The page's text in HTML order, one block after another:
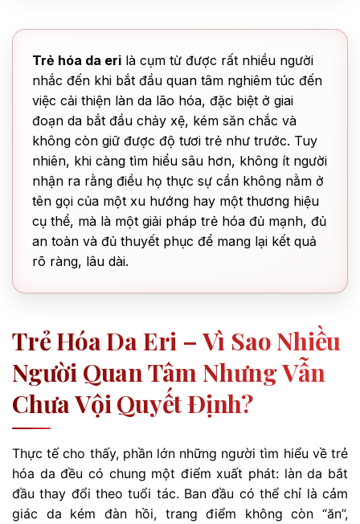
Trẻ hóa da eri là cụm từ được rất nhiều người
nhắc đến khi bắt đầu quan tâm nghiêm túc đến
việc cải thiện làn da lão hóa, đặc biệt ở giai
đoạn da bắt đầu chảy xệ, kém săn chắc và
không còn giữ được độ tươi trẻ như trước. Tuy
nhiên, khi càng tìm hiểu sâu hơn, không ít người
nhận ra rằng điều họ thực sự cần không nằm ở
tên gọi của một xu hướng hay một thương hiệu
cụ thể, mà là một giải pháp trẻ hóa đủ mạnh, đủ
an toàn và đủ thuyết phục để mang lại kết quả
rõ ràng, lâu dài.
Trẻ Hóa Da Eri – Vì Sao Nhiều
Người Quan Tâm Nhưng Vẫn
Chưa Vội Quyết Định?
Thực tế cho thấy, phần lớn những người tìm hiểu về trẻ
hóa da đều có chung một điểm xuất phát: làn da bắt
đầu thay đổi theo tuổi tác. Ban đầu có thể chỉ là cảm
giác da kém đàn hồi, trang điểm không còn “ăn”,